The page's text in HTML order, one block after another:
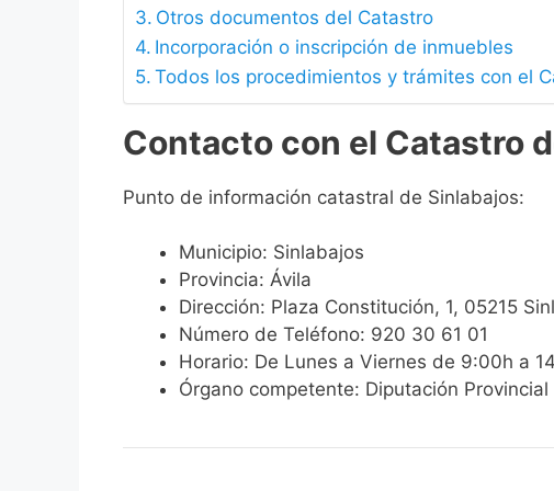
Otros documentos del Catastro
Incorporación o inscripción de inmuebles
Todos los procedimientos y trámites con el
Contacto con el Catastro
Punto de información catastral de Sinlabajos:
Municipio: Sinlabajos
Provincia: Ávila
Dirección: Plaza Constitución, 1, 05215
Número de Teléfono: 920 30 61 01
Horario: De Lunes a Viernes de 9:00h a
Órgano competente: Diputación Provincial